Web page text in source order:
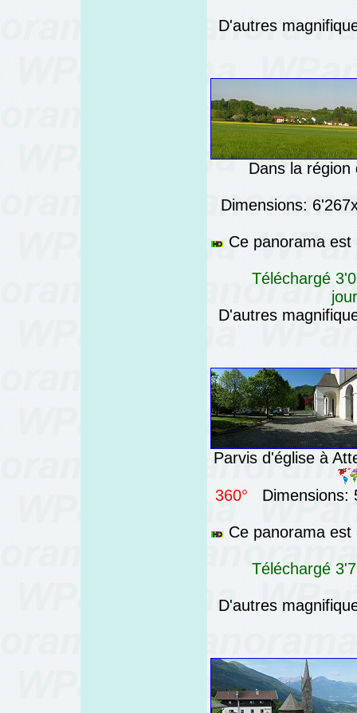
D'autres
Dans la région
Dimensions:
Ce panorama est
Téléchargé
D'autres
Parvis d'église à
360° Dimensions:
Ce panorama est
Téléchargé
D'autres